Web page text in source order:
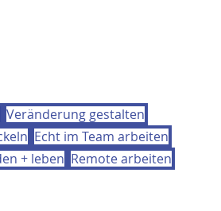
Veränderung gestalten
Echt im Team arbeiten
+ leben Remote arbeiten